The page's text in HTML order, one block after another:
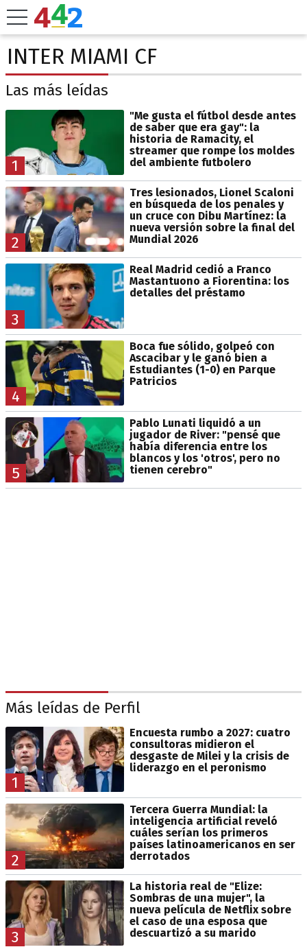
INTER MIAMI CF
Las más leídas
1
"Me gusta el fútbol desde antes
de saber que era gay": la
historia de Ramacity, el
streamer que rompe los moldes
del ambiente futbolero
2
Tres lesionados, Lionel Scaloni
en búsqueda de los penales y
un cruce con Dibu Martínez: la
nueva versión sobre la final del
Mundial 2026
3
Real Madrid cedió a Franco
Mastantuono a Fiorentina: los
detalles del préstamo
4
Boca fue sólido, golpeó con
Ascacibar y le ganó bien a
Estudiantes (1-0) en Parque
Patricios
5
Pablo Lunati liquidó a un
jugador de River: "pensé que
había diferencia entre los
blancos y los 'otros', pero no
tienen cerebro"
Más leídas de Perfil
1
Encuesta rumbo a 2027: cuatro
consultoras midieron el
desgaste de Milei y la crisis de
liderazgo en el peronismo
2
Tercera Guerra Mundial: la
inteligencia artificial reveló
cuáles serían los primeros
países latinoamericanos en ser
derrotados
3
La historia real de "Elize:
Sombras de una mujer", la
nueva película de Netflix sobre
el caso de una esposa que
descuartizó a su marido